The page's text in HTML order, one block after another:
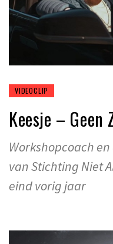
VIDEOCLIP
Keesje – Geen
Workshopcoach
van Stichting Niet
eind vorig jaar